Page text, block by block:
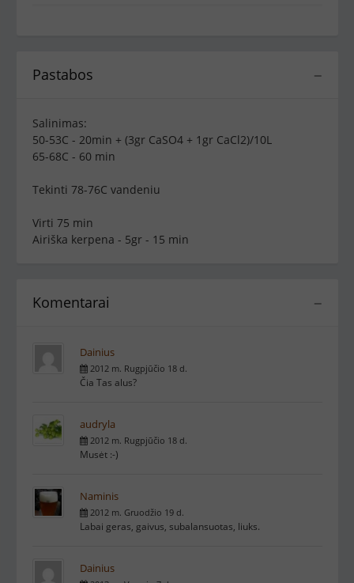
−
Pastabos
Salinimas:
50-53C - 20min + (3gr CaSO4 + 1gr CaCl2)/10L
65-68C - 60 min
Tekinti 78-76C vandeniu
Virti 75 min
Airiška kerpena - 5gr - 15 min
−
Komentarai
Dainius
2012 m. Rugpjūčio 18 d.
Čia Tas alus?
audryla
2012 m. Rugpjūčio 18 d.
Musėt :-)
Naminis
2012 m. Gruodžio 19 d.
Labai geras, gaivus, subalansuotas, liuks.
Dainius